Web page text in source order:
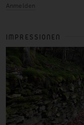
Anmelden
IMPRESSIONEN